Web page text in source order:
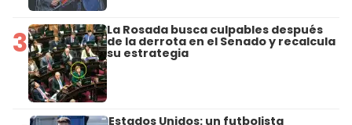
3 La Rosada busca culpables después
de la derrota en el Senado y recalcula
su estrategia
Estados Unidos: un futbolista